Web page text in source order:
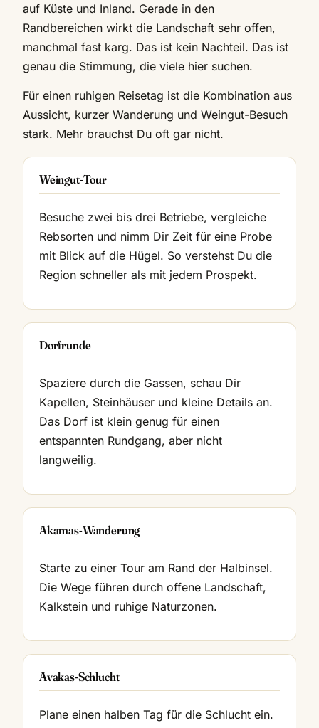
auf Küste und Inland. Gerade in den
Randbereichen wirkt die Landschaft sehr offen,
manchmal fast karg. Das ist kein Nachteil. Das ist
genau die Stimmung, die viele hier suchen.
Für einen ruhigen Reisetag ist die Kombination aus
Aussicht, kurzer Wanderung und Weingut-Besuch
stark. Mehr brauchst Du oft gar nicht.
Weingut-Tour
Besuche zwei bis drei Betriebe, vergleiche
Rebsorten und nimm Dir Zeit für eine Probe
mit Blick auf die Hügel. So verstehst Du die
Region schneller als mit jedem Prospekt.
Dorfrunde
Spaziere durch die Gassen, schau Dir
Kapellen, Steinhäuser und kleine Details an.
Das Dorf ist klein genug für einen
entspannten Rundgang, aber nicht
langweilig.
Akamas-Wanderung
Starte zu einer Tour am Rand der Halbinsel.
Die Wege führen durch offene Landschaft,
Kalkstein und ruhige Naturzonen.
Avakas-Schlucht
Plane einen halben Tag für die Schlucht ein.